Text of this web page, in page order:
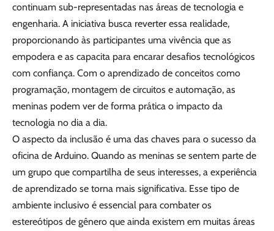
continuam sub-representadas nas áreas de tecnologia e
engenharia. A iniciativa busca reverter essa realidade,
proporcionando às participantes uma vivência que as
empodera e as capacita para encarar desafios tecnológicos
com confiança. Com o aprendizado de conceitos como
programação, montagem de circuitos e automação, as
meninas podem ver de forma prática o impacto da
tecnologia no dia a dia.
O aspecto da inclusão é uma das chaves para o sucesso da
oficina de Arduino. Quando as meninas se sentem parte de
um grupo que compartilha de seus interesses, a experiência
de aprendizado se torna mais significativa. Esse tipo de
ambiente inclusivo é essencial para combater os
estereótipos de gênero que ainda existem em muitas áreas